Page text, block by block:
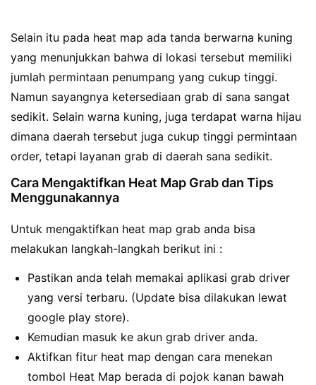
Selain itu pada heat map ada tanda berwarna kuning
yang menunjukkan bahwa di lokasi tersebut memiliki
jumlah permintaan penumpang yang cukup tinggi.
Namun sayangnya ketersediaan grab di sana sangat
sedikit. Selain warna kuning, juga terdapat warna hijau
dimana daerah tersebut juga cukup tinggi permintaan
order, tetapi layanan grab di daerah sana sedikit.
Cara Mengaktifkan Heat Map Grab dan Tips
Menggunakannya
Untuk mengaktifkan heat map grab anda bisa
melakukan langkah-langkah berikut ini :
Pastikan anda telah memakai aplikasi grab driver
yang versi terbaru. (Update bisa dilakukan lewat
google play store).
Kemudian masuk ke akun grab driver anda.
Aktifkan fitur heat map dengan cara menekan
tombol Heat Map berada di pojok kanan bawah